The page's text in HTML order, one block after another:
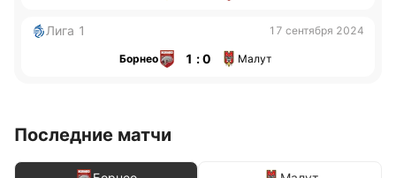
Лига 1 17 сентября 2024
Борнео 1 : 0 Малут
Последние матчи